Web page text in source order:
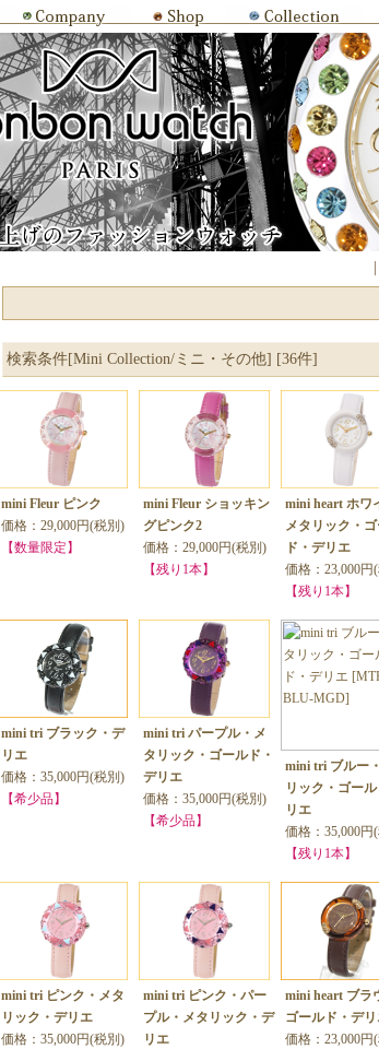
検索条件[Mini Collection/ミニ・その他] [36件]
mini Fleur ピンク
価格：29,000円(税別)
【数量限定】
mini Fleur ショッキン
グピンク2
価格：29,000円(税別)
【残り1本】
mini heart ホワ
メタリック・
ド・デリエ
価格：23,000円
【残り1本】
mini tri ブラック・デ
リエ
価格：35,000円(税別)
【希少品】
mini tri パープル・メ
タリック・ゴールド・
デリエ
価格：35,000円(税別)
【希少品】
mini tri ブルー
リック・ゴー
リエ
価格：35,000円
【残り1本】
mini tri ピンク・メタ
リック・デリエ
価格：35,000円(税別)
mini tri ピンク・パー
プル・メタリック・デ
リエ
mini heart ブラ
ゴールド・デリ
価格：23,000円